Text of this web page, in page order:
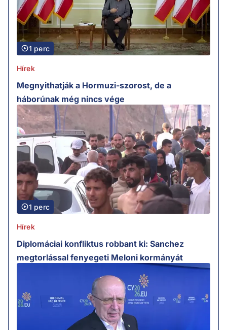
1 perc
Hírek
Megnyithatják a Hormuzi-szorost, de a
háborúnak még nincs vége
1 perc
Hírek
Diplomáciai konfliktus robbant ki: Sanchez
megtorlással fenyegeti Meloni kormányát